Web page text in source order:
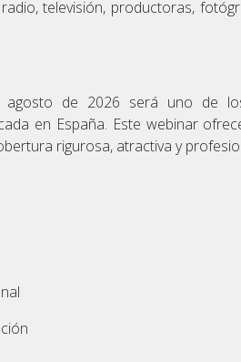
televisión, productoras,
de 2026 será uno de
en España. Este webinar
rigurosa, atractiva y